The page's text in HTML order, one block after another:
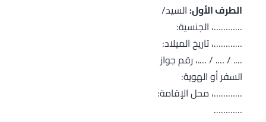
الطرف الأول:السيد/
…………، الجنسية:
…………، تاريخ الميلاد:
…. / …. / ….، رقم جواز
السفر أو الهوية:
…………، محل الإقامة:
…………